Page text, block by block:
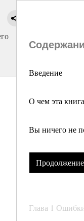
Введение
О чем эта книга
Вы ничего не
Глава 1